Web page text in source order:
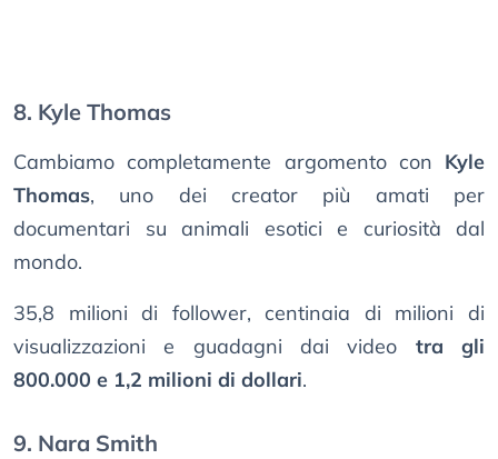
8. Kyle Thomas
Cambiamo completamente argomento con Kyle
Thomas, uno dei creator più amati per
documentari su animali esotici e curiosità dal
mondo.
35,8 milioni di follower, centinaia di milioni di
visualizzazioni e guadagni dai video tra gli
800.000 e 1,2 milioni di dollari.
9. Nara Smith